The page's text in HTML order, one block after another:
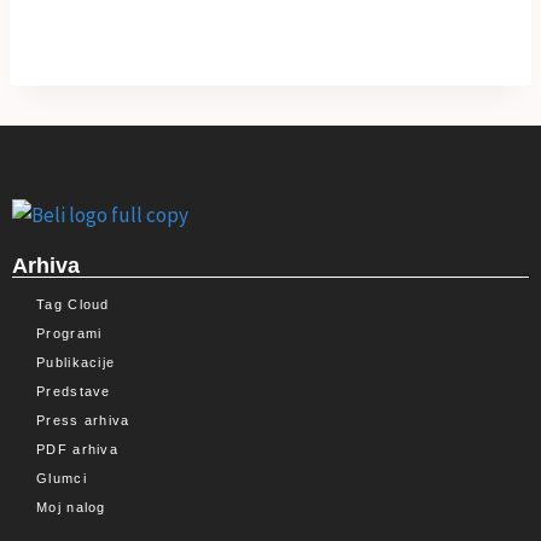
Arhiva
Tag Cloud
Programi
Publikacije
Predstave
Press arhiva
PDF arhiva
Glumci
Moj nalog